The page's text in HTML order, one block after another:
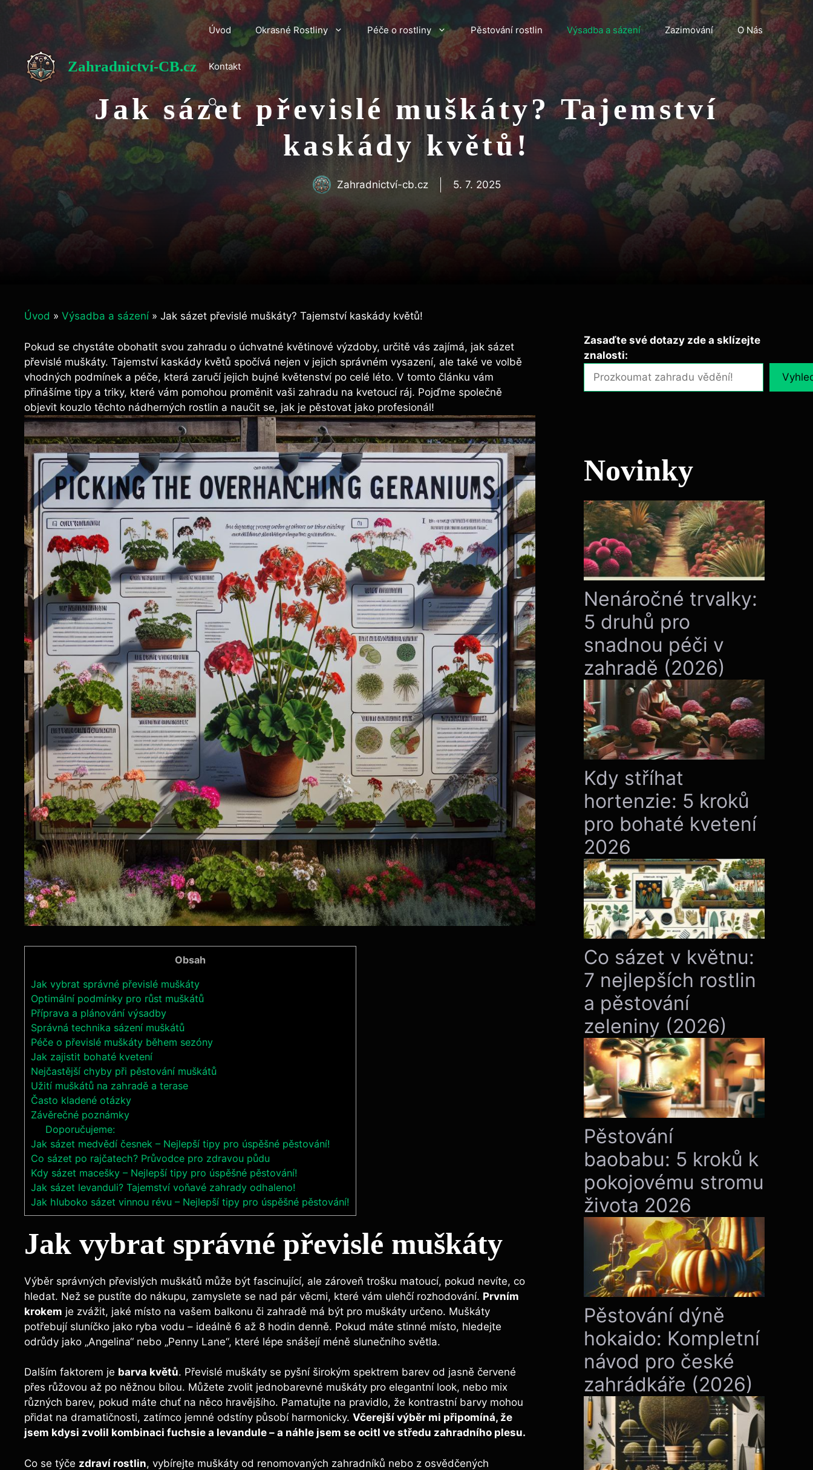
Přeskočit
Zahradnictví-CB.cz
Úvod Okrasné Rostliny Péče o rostliny Pěstování rostlin Výsadba a sázení Zazimování O Nás
Kontakt
Jak sázet převislé muškáty? Tajemství
kaskády květů!
Zahradnictví-cb.cz 5. 7. 2025
Úvod » Výsadba a sázení » Jak sázet převislé muškáty? Tajemství kaskády květů!
Pokud se chystáte obohatit svou zahradu o úchvatné květinové výzdoby, určitě vás zajímá, jak sázet
převislé muškáty. Tajemství kaskády květů spočívá nejen v jejich správném vysazení, ale také ve volbě
vhodných podmínek a péče, která zaručí jejich bujné květenství po celé léto. V tomto článku vám
přinášíme tipy a triky, které vám pomohou proměnit vaši zahradu na kvetoucí ráj. Pojďme společně
objevit kouzlo těchto nádherných rostlin a naučit se, jak je pěstovat jako profesionál!
Obsah
Jak vybrat správné převislé muškáty
Optimální podmínky pro růst muškátů
Příprava a plánování výsadby
Správná technika sázení muškátů
Péče o převislé muškáty během sezóny
Jak zajistit bohaté kvetení
Nejčastější chyby při pěstování muškátů
Užití muškátů na zahradě a terase
Často kladené otázky
Závěrečné poznámky
Doporučujeme:
Jak sázet medvědí česnek – Nejlepší tipy pro úspěšné pěstování!
Co sázet po rajčatech? Průvodce pro zdravou půdu
Kdy sázet macešky – Nejlepší tipy pro úspěšné pěstování!
Jak sázet levanduli? Tajemství voňavé zahrady odhaleno!
Jak hluboko sázet vinnou révu – Nejlepší tipy pro úspěšné pěstování!
Jak vybrat správné převislé muškáty
Výběr správných převislých muškátů může být fascinující, ale zároveň trošku matoucí, pokud nevíte, co
hledat. Než se pustíte do nákupu, zamyslete se nad pár věcmi, které vám ulehčí rozhodování. Prvním
krokem je zvážit, jaké místo na vašem balkonu či zahradě má být pro muškáty určeno. Muškáty
potřebují sluníčko jako ryba vodu – ideálně 6 až 8 hodin denně. Pokud máte stinné místo, hledejte
odrůdy jako „Angelina“ nebo „Penny Lane“, které lépe snášejí méně slunečního světla.
Dalším faktorem je barva květů. Převislé muškáty se pyšní širokým spektrem barev od jasně červené
přes růžovou až po něžnou bílou. Můžete zvolit jednobarevné muškáty pro elegantní look, nebo mix
různých barev, pokud máte chuť na něco hravějšího. Pamatujte na pravidlo, že kontrastní barvy mohou
přidat na dramatičnosti, zatímco jemné odstíny působí harmonicky. Včerejší výběr mi připomíná, že
jsem kdysi zvolil kombinaci fuchsie a levandule – a náhle jsem se ocitl ve středu zahradního plesu.
Co se týče zdraví rostlin, vybírejte muškáty od renomovaných zahradníků nebo z osvědčených
Zasaďte své dotazy zde a sklízejte
znalosti:
Novinky
Nenáročné trvalky:
5 druhů pro
snadnou péči v
zahradě (2026)
Kdy stříhat
hortenzie: 5 kroků
pro bohaté kvetení
2026
Co sázet v květnu:
7 nejlepších rostlin
a pěstování
zeleniny (2026)
Pěstování
baobabu: 5 kroků k
pokojovému stromu
života 2026
Pěstování dýně
hokaido: Kompletní
návod pro české
zahrádkáře (2026)